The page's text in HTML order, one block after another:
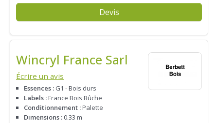
Devis
Wincryl France Sarl
Écrire un avis
Essences : G1 - Bois durs
Labels :France Bois Bûche
Conditionnement :Palette
Dimensions : 0.33 m